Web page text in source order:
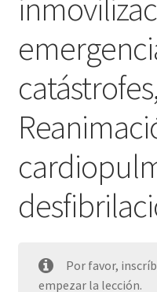
Por favor,
empezar la lección.